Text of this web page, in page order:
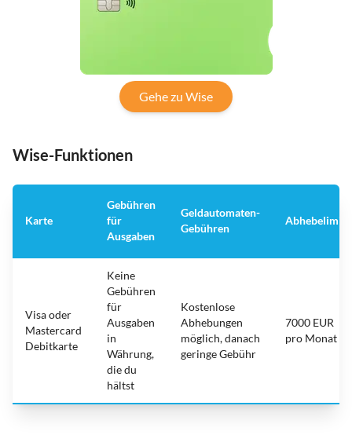
Gehe zu Wise
Wise-Funktionen
Karte
Gebühren
für
Ausgaben
Geldautomaten-
Gebühren
Abhebelimit
Visa oder
Mastercard
Debitkarte
Keine
Gebühren
für
Ausgaben
in
Währung,
die du
hältst
Kostenlose
Abhebungen
möglich, danach
geringe Gebühr
7000 EUR
pro Monat